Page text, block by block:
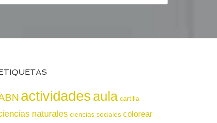
actividadesaula cartilla
naturales ciencias sociales colorear